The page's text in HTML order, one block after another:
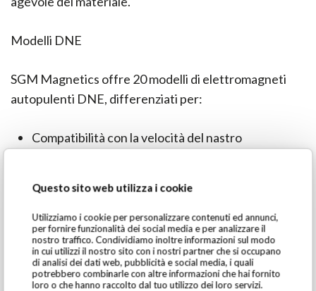
Questo sito web utilizza i cookie
Utilizziamo i cookie per personalizzare contenuti ed annunci,
per fornire funzionalità dei social media e per analizzare il
nostro traffico. Condividiamo inoltre informazioni sul modo
in cui utilizzi il nostro sito con i nostri partner che si occupano
di analisi dei dati web, pubblicità e social media, i quali
potrebbero combinarle con altre informazioni che hai fornito
loro o che hanno raccolto dal tuo utilizzo dei loro servizi.
Modelli DNE
SGM Magnetics offre 20 modelli di elettromagneti
autopulenti DNE, differenziati per:
Compatibilità con la velocità del nastro
Dimensioni del magnete (lunghezza, larghezza,
altezza)